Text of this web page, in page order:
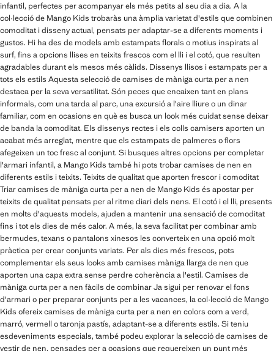
infantil, perfectes per acompanyar els més petits al seu dia a dia. A la
col·lecció de Mango Kids trobaràs una àmplia varietat d'estils que combinen
comoditat i disseny actual, pensats per adaptar-se a diferents moments i
gustos. Hi ha des de models amb estampats florals o motius inspirats al
surf, fins a opcions llises en teixits frescos com el lli i el cotó, que resulten
agradables durant els mesos més càlids. Dissenys llisos i estampats per a
tots els estils Aquesta selecció de camises de màniga curta per a nen
destaca per la seva versatilitat. Són peces que encaixen tant en plans
informals, com una tarda al parc, una excursió a l'aire lliure o un dinar
familiar, com en ocasions en què es busca un look més cuidat sense deixar
de banda la comoditat. Els dissenys rectes i els colls camisers aporten un
acabat més arreglat, mentre que els estampats de palmeres o flors
afegeixen un toc fresc al conjunt. Si busques altres opcions per completar
l'armari infantil, a Mango Kids també hi pots trobar camises de nen en
diferents estils i teixits. Teixits de qualitat que aporten frescor i comoditat
Triar camises de màniga curta per a nen de Mango Kids és apostar per
teixits de qualitat pensats per al ritme diari dels nens. El cotó i el lli, presents
en molts d'aquests models, ajuden a mantenir una sensació de comoditat
fins i tot els dies de més calor. A més, la seva facilitat per combinar amb
bermudes, texans o pantalons xinesos les converteix en una opció molt
pràctica per crear conjunts variats. Per als dies més frescos, pots
complementar els seus looks amb camises màniga llarga de nen que
aporten una capa extra sense perdre coherència a l'estil. Camises de
màniga curta per a nen fàcils de combinar Ja sigui per renovar el fons
d'armari o per preparar conjunts per a les vacances, la col·lecció de Mango
Kids ofereix camises de màniga curta per a nen en colors com a verd,
marró, vermell o taronja pastís, adaptant-se a diferents estils. Si teniu
esdeveniments especials, també podeu explorar la selecció de camises de
vestir de nen, pensades per a ocasions que requereixen un punt més